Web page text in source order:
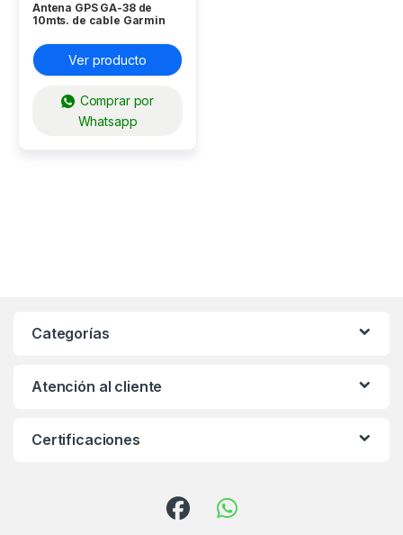
Antena GPS GA-38 de
10mts. de cable Garmin
Ver producto
Comprar por
Whatsapp
Categorías
Atención al cliente
Certificaciones